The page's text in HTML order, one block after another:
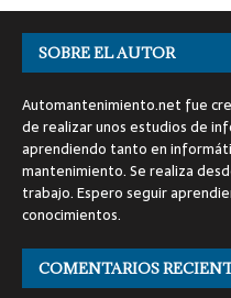
SOBRE EL AUTOR
Automantenimiento.net fue
de realizar unos estudios de
aprendiendo tanto en
mantenimiento. Se realiza
trabajo. Espero seguir
conocimientos.
COMENTARIOS